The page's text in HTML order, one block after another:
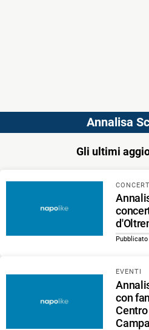
Annalisa
Gli ultimi
EVENTI
con